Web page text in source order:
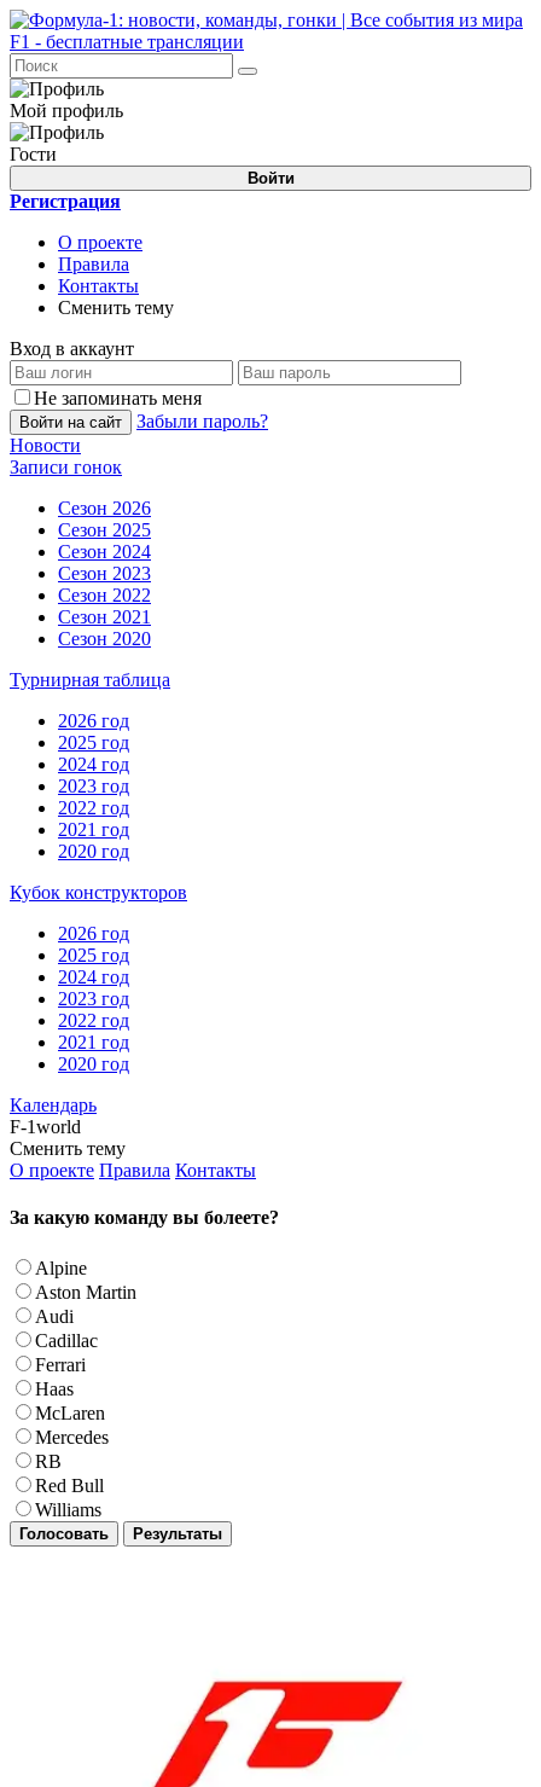
Мой профиль
Гости
Войти
Регистрация
О проекте
Правила
Контакты
Сменить тему
Вход в аккаунт
Не запоминать меня
Войти на сайт
Забыли пароль?
Новости
Записи гонок
Сезон 2026
Сезон 2025
Сезон 2024
Сезон 2023
Сезон 2022
Сезон 2021
Сезон 2020
Турнирная таблица
2026 год
2025 год
2024 год
2023 год
2022 год
2021 год
2020 год
Кубок конструкторов
2026 год
2025 год
2024 год
2023 год
2022 год
2021 год
2020 год
Календарь
F-1world
Сменить тему
О проекте Правила Контакты
За какую команду вы болеете?
Alpine
Aston Martin
Audi
Cadillac
Ferrari
Haas
McLaren
Mercedes
RB
Red Bull
Williams
Голосовать Результаты